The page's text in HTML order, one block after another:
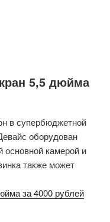
5,5 дюйма
в супербюджетной
оборудован
камерой и
также может
за 4000 рублей